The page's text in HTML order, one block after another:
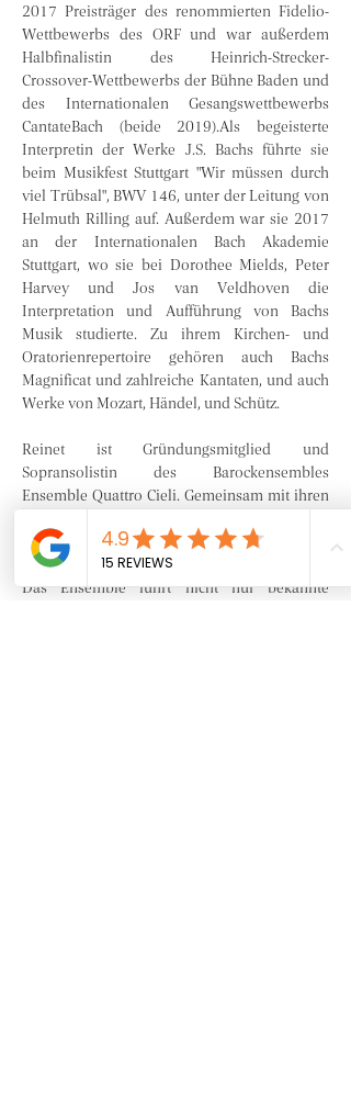
2017 Preisträger des renommierten Fidelio-
Wettbewerbs des ORF und war außerdem
Halbfinalistin des Heinrich-Strecker-
Crossover-Wettbewerbs der Bühne Baden und
des Internationalen Gesangswettbewerbs
CantateBach (beide 2019).Als begeisterte
Interpretin der Werke J.S. Bachs führte sie
beim Musikfest Stuttgart "Wir müssen durch
viel Trübsal", BWV 146, unter der Leitung von
Helmuth Rilling auf. Außerdem war sie 2017
an der Internationalen Bach Akademie
Stuttgart, wo sie bei Dorothee Mields, Peter
Harvey und Jos van Veldhoven die
Interpretation und Aufführung von Bachs
Musik studierte. Zu ihrem Kirchen- und
Oratorienrepertoire gehören auch Bachs
Magnificat und zahlreiche Kantaten, und auch
Werke von Mozart, Händel, und Schütz.
Reinet ist Gründungsmitglied und
Sopransolistin des Barockensembles
Ensemble Quattro Cieli. Gemeinsam mit ihren
dem BachZeit Festival in der Kantorei
Mondsee und im Alten Rathaus in Wien auf.
Das Ensemble führt nicht nur bekannte